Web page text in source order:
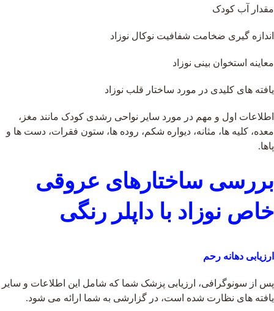
مقدار آب کودک
اندازه گیری ضخامت شفافیت نوکال نوزاد
معاینه استخوان بینی نوزاد
یافته های کلیدی در مورد ساختار قلب نوزاد
اطلاعات اول و مهم در مورد سایر نواحی رشدی کودک مانند مغز،
معده، کلیه ها، مثانه، دیواره شکم، روده ها، ستون فقرات، دست ها و
پاها.
بررسی ساختارهای عروقی
خاص نوزاد با داپلر رنگی
ارزیابی دهانه رحم
پس از سونوگرافی، ارزیابی پزشک شما که شامل این اطلاعات و سایر
یافته های نظارت شده است، در گزارشی به شما ارائه می شود.